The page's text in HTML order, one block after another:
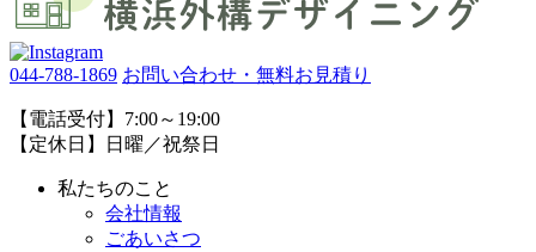
044-788-1869 お問い合わせ・無料お見積り
【電話受付】7:00～19:00
【定休日】日曜／祝祭日
私たちのこと
会社情報
ごあいさつ